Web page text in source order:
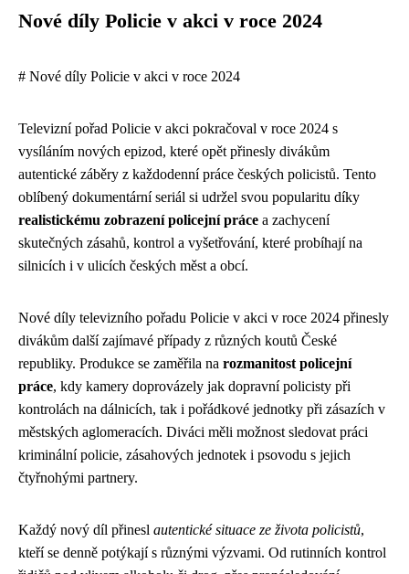
Nové díly Policie v akci v roce 2024
# Nové díly Policie v akci v roce 2024
Televizní pořad Policie v akci pokračoval v roce 2024 s
vysíláním nových epizod, které opět přinesly divákům
autentické záběry z každodenní práce českých policistů. Tento
oblíbený dokumentární seriál si udržel svou popularitu díky
realistickému zobrazení policejní práce a zachycení
skutečných zásahů, kontrol a vyšetřování, které probíhají na
silnicích i v ulicích českých měst a obcí.
Nové díly televizního pořadu Policie v akci v roce 2024 přinesly
divákům další zajímavé případy z různých koutů České
republiky. Produkce se zaměřila na rozmanitost policejní
práce, kdy kamery doprovázely jak dopravní policisty při
kontrolách na dálnicích, tak i pořádkové jednotky při zásazích v
městských aglomeracích. Diváci měli možnost sledovat práci
kriminální policie, zásahových jednotek i psovodu s jejich
čtyřnohými partnery.
Každý nový díl přinesl autentické situace ze života policistů,
kteří se denně potýkají s různými výzvami. Od rutinních kontrol